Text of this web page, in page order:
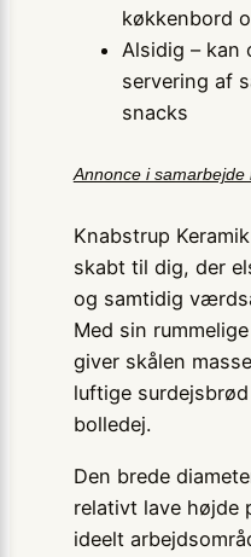
køkkenbord
Alsidig – kan
servering af
snacks
Annonce i samarbejde
Knabstrup
skabt til dig, der
og samtidig
Med sin
giver skålen
luftige
bolledej.
Den brede
relativt lave højde
ideelt